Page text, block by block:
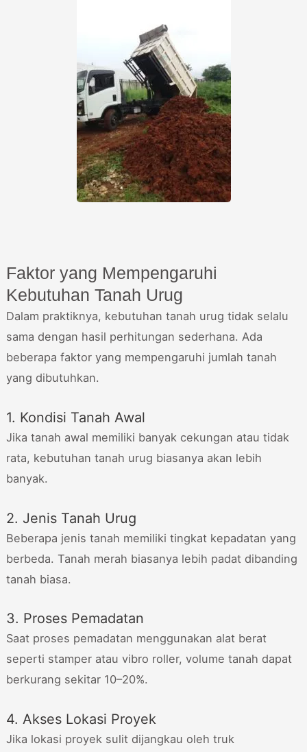
Faktor yang Mempengaruhi
Kebutuhan Tanah Urug
Dalam praktiknya, kebutuhan tanah urug tidak selalu
sama dengan hasil perhitungan sederhana. Ada
beberapa faktor yang mempengaruhi jumlah tanah
yang dibutuhkan.
1. Kondisi Tanah Awal
Jika tanah awal memiliki banyak cekungan atau tidak
rata, kebutuhan tanah urug biasanya akan lebih
banyak.
2. Jenis Tanah Urug
Beberapa jenis tanah memiliki tingkat kepadatan yang
berbeda. Tanah merah biasanya lebih padat dibanding
tanah biasa.
3. Proses Pemadatan
Saat proses pemadatan menggunakan alat berat
seperti stamper atau vibro roller, volume tanah dapat
berkurang sekitar 10–20%.
4. Akses Lokasi Proyek
Jika lokasi proyek sulit dijangkau oleh truk